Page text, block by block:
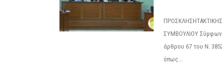
ΣΥΜΒΟΥΛΙΟΥ
άρθρου 67 του Ν.
όπως...